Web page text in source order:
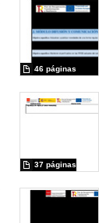
46 páginas
37 páginas